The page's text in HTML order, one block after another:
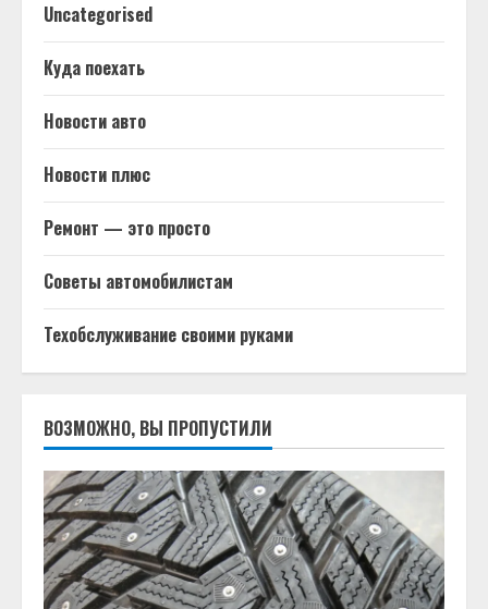
Uncategorised
Куда поехать
Новости авто
Новости плюс
Ремонт — это просто
Советы автомобилистам
Техобслуживание своими руками
ВОЗМОЖНО, ВЫ ПРОПУСТИЛИ